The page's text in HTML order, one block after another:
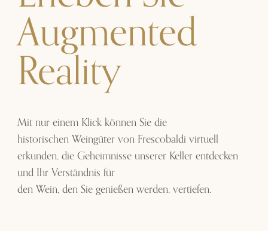
Augmented
Reality
Mit nur einem Klick können Sie die
historischen Weingüter von Frescobaldi virtuell
erkunden, die Geheimnisse unserer Keller entdecken
und Ihr Verständnis für
den Wein, den Sie genießen werden, vertiefen.